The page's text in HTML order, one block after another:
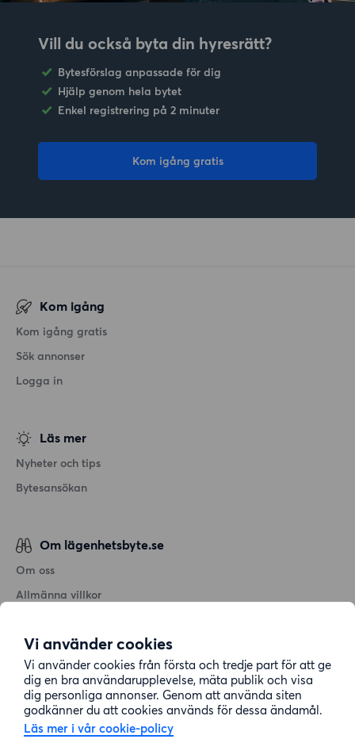
Vi använder cookies
Vi använder cookies från första och tredje part för att ge
dig en bra användarupplevelse, mäta publik och visa
dig personliga annonser. Genom att använda siten
godkänner du att cookies används för dessa ändamål.
Läs mer i vår cookie-policy
Vill du också byta din hyresrätt?
Bytesförslag anpassade för dig
Hjälp genom hela bytet
Enkel registrering på 2 minuter
Kom igång gratis
Kom igång
Kom igång gratis
Sök annonser
Logga in
Läs mer
Nyheter och tips
Bytesansökan
Om lägenhetsbyte.se
Om oss
Allmänna villkor
Cookiepolicy
Sitemap
Kundtjänst